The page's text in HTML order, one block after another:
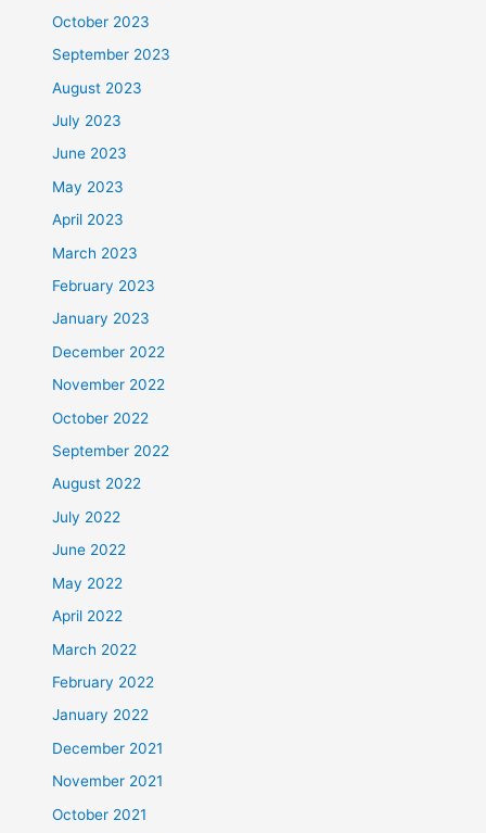
October 2023
September 2023
August 2023
July 2023
June 2023
May 2023
April 2023
March 2023
February 2023
January 2023
December 2022
November 2022
October 2022
September 2022
August 2022
July 2022
June 2022
May 2022
April 2022
March 2022
February 2022
January 2022
December 2021
November 2021
October 2021